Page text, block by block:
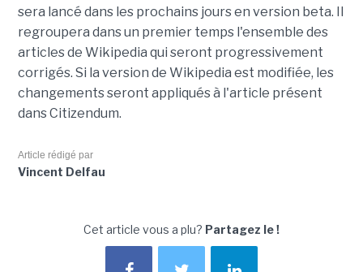
sera lancé dans les prochains jours en version beta. Il
regroupera dans un premier temps l'ensemble des
articles de Wikipedia qui seront progressivement
corrigés. Si la version de Wikipedia est modifiée, les
changements seront appliqués à l'article présent
dans Citizendum.
Article rédigé par
Vincent Delfau
Cet article vous a plu? Partagez le !